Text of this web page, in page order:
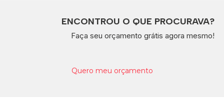
ENCONTROU O QUE PROCURAVA?
Faça seu orçamento grátis agora mesmo!
Quero meu orçamento